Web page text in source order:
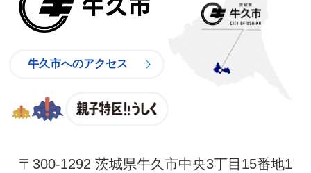
牛久市へのアクセス
〒300-1292 茨城県牛久市中央3丁目15番地1